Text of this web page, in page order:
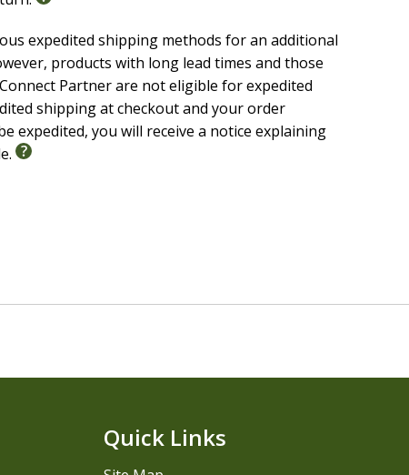
expedited shipping methods for an additional
products with long lead times and those
Partner are not eligible for expedited
shipping at checkout and your order
expedited, you will receive a notice explaining
Quick Links